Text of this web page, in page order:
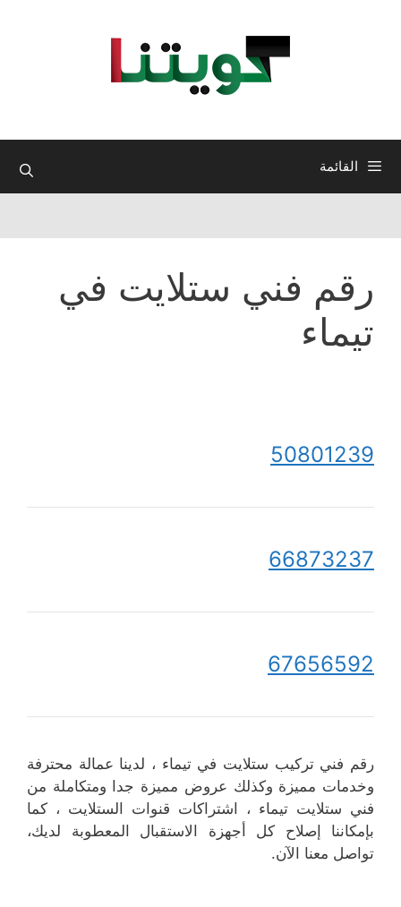
القائمة
رقم فني ستلايت في
تيماء
50801239
66873237
67656592
رقم فني تركيب ستلايت في تيماء ، لدينا عمالة محترفة
وخدمات مميزة وكذلك عروض مميزة جدا ومتكاملة من
فني ستلايت تيماء ، اشتراكات قنوات الستلايت ، كما
بإمكاننا إصلاح كل أجهزة الاستقبال المعطوبة لديك،
تواصل معنا الآن.